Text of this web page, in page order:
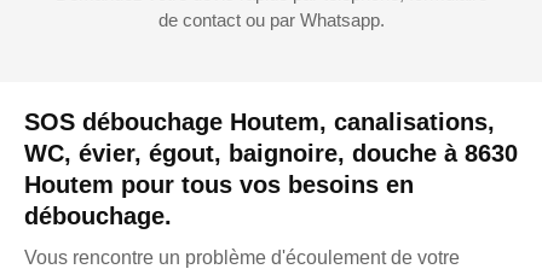
SOS débouchage Houtem, canalisations,
WC, évier, égout, baignoire, douche à 8630
Houtem pour tous vos besoins en
débouchage.
Vous rencontre un problème d'écoulement de votre
de contact ou par Whatsapp.